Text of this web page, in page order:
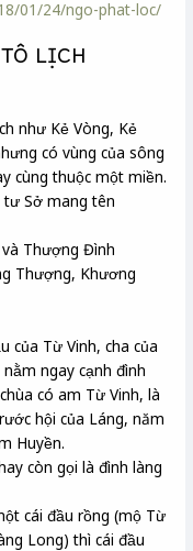
01/24/ngo-phat-loc/
LỊCH
như Kẻ Vòng, Kẻ
có vùng của sông
cùng thuộc một miền.
tư Sở mang tên
Thượng Đình
Thượng, Khương
của Từ Vinh, cha của
ngay cạnh đình
có am Từ Vinh, là
hội của Láng, năm
Huyền.
còn gọi là đình làng
cái đầu rồng (mộ Từ
Long) thì cái đầu